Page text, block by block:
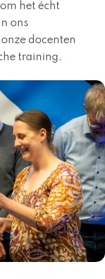
het écht
ons
docenten
training.